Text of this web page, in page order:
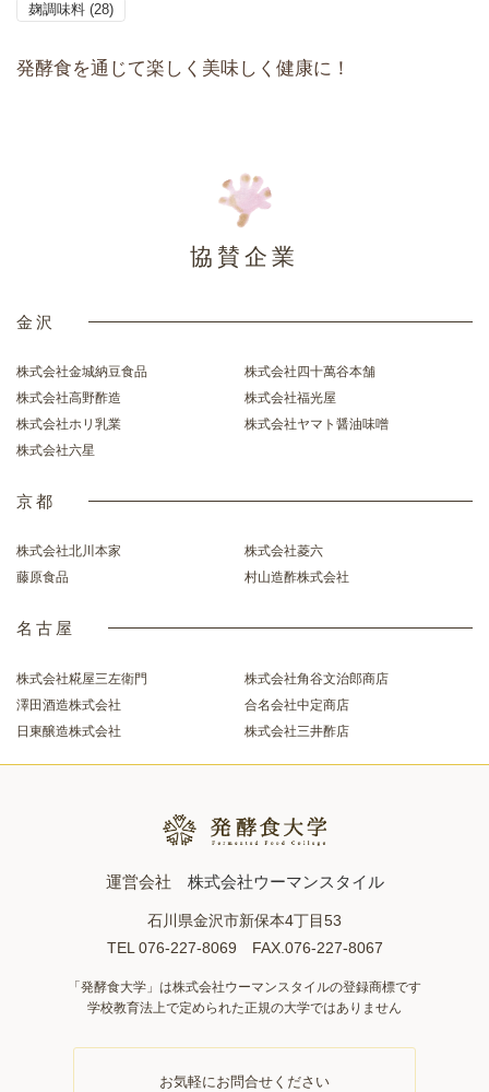
麹調味料 (28)
発酵食を通じて楽しく美味しく健康に！
協賛企業
金沢
株式会社金城納豆食品
株式会社四十萬谷本舗
株式会社高野酢造
株式会社福光屋
株式会社ホリ乳業
株式会社ヤマト醤油味噌
株式会社六星
京都
株式会社北川本家
株式会社菱六
藤原食品
村山造酢株式会社
名古屋
株式会社糀屋三左衛門
株式会社角谷文治郎商店
澤田酒造株式会社
合名会社中定商店
日東醸造株式会社
株式会社三井酢店
運営会社 株式会社ウーマンスタイル
石川県金沢市新保本4丁目53
TEL 076-227-8069 FAX.076-227-8067
「発酵食大学」は株式会社ウーマンスタイルの登録商標です
学校教育法上で定められた正規の大学ではありません
お気軽にお問合せください